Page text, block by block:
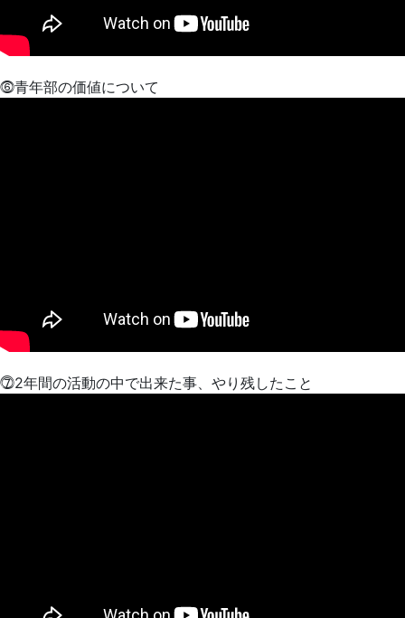
⓺青年部の価値について
⓻2年間の活動の中で出来た事、やり残したこと